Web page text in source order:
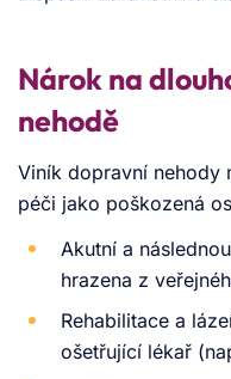
Nárok na
nehodě
Viník dopravní nehody
péči jako poškozená
Akutní a
hrazena z
Rehabilitace a
ošetřující lékař